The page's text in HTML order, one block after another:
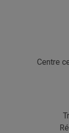
Centre